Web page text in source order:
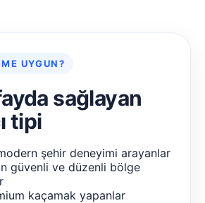
UYGUN?
sağlayan
tipi
şehir deneyimi arayanlar
güvenli ve düzenli bölge
kaçamak yapanlar